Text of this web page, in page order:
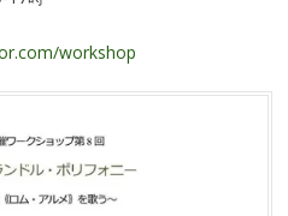
workshop